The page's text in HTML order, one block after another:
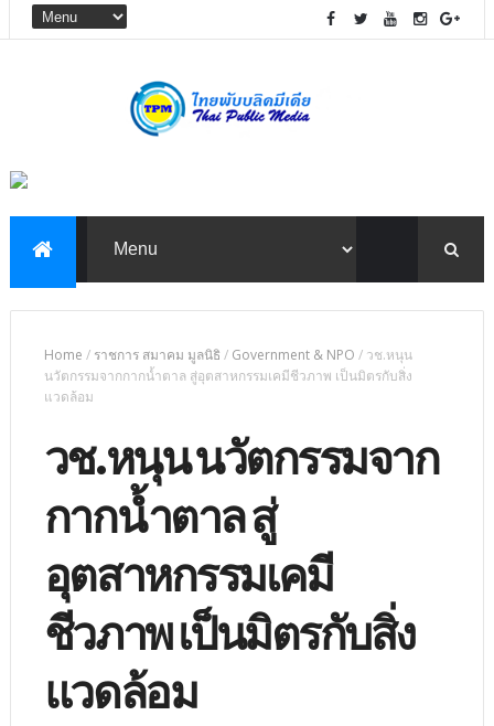
Home / ราชการ สมาคม มูลนิธิ / Government & NPO / วช.หนุน
นวัตกรรมจากกากน้ำตาล สู่อุตสาหกรรมเคมีชีวภาพ เป็นมิตรกับสิ่ง
แวดล้อม
วช.หนุน นวัตกรรมจาก
กากน้ำตาล สู่
อุตสาหกรรมเคมี
ชีวภาพ เป็นมิตรกับสิ่ง
แวดล้อม